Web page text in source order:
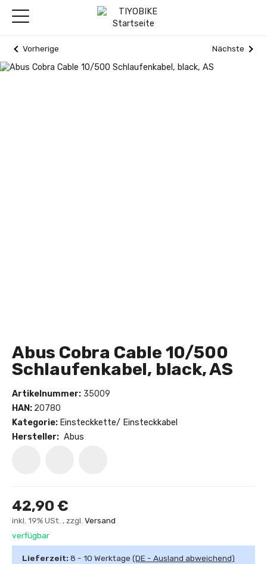
Vorherige Nächste
Abus Cobra Cable 10/500
Schlaufenkabel, black, AS
Artikelnummer: 35009
HAN: 20780
Kategorie: Einsteckkette/ Einsteckkabel
Hersteller: Abus
42,90 €
inkl. 19% USt. , zzgl. Versand
verfügbar
Lieferzeit: 8 - 10 Werktage (DE - Ausland abweichend)